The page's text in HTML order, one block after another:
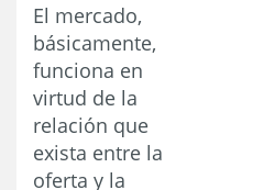
El mercado,
básicamente,
funciona en
virtud de la
relación que
exista entre la
oferta y la